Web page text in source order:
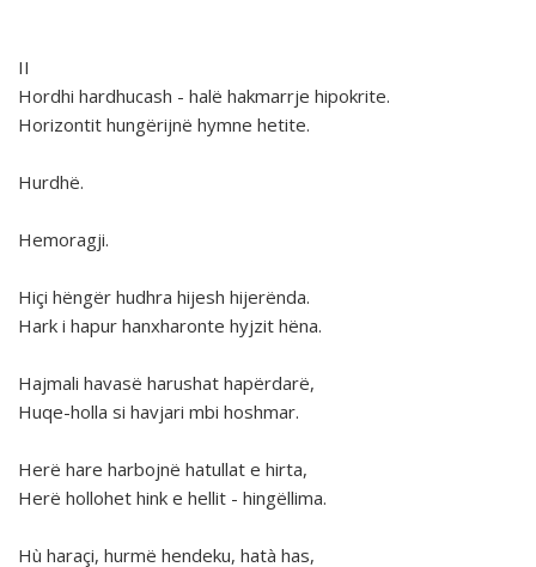
II
Hordhi hardhucash - halë hakmarrje hipokrite.
Horizontit hungërijnë hymne hetite.
Hurdhë.
Hemoragji.
Hiçi hëngër hudhra hijesh hijerënda.
Hark i hapur hanxharonte hyjzit hëna.
Hajmali havasë harushat hapërdarë,
Huqe-holla si havjari mbi hoshmar.
Herë hare harbojnë hatullat e hirta,
Herë hollohet hink e hellit - hingëllima.
Hù haraçi, hurmë hendeku, hatà has,